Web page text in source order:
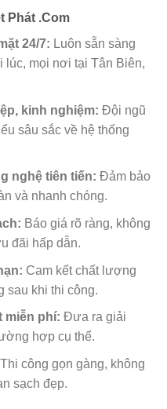
Phát .Com
24/7: Luôn sẵn sàng
lúc, mọi nơi tại Tân Biên,
kinh nghiệm: Đội ngũ
sâu sắc về hệ thống
nghệ tiên tiến: Đảm bảo
và nhanh chóng.
Báo giá rõ ràng, không
đãi hấp dẫn.
Cam kết chất lượng
sau khi thi công.
miễn phí: Đưa ra giải
hợp cụ thể.
Thi công gọn gàng, không
sạch đẹp.